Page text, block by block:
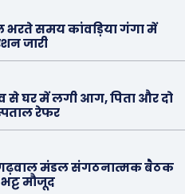
समय कांवड़िया गंगा में
जारी
से घर में लगी आग, पिता और दो
रेफर
मंडल संगठनात्मक बैठक
मौजूद